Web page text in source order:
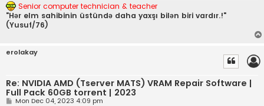
Senior computer technician & teacher
"Hər elm sahibinin üstündə daha yaxşı bilən biri vardır.!"
(Yusuf/76)
erolakay
Re: NVIDIA AMD (Tserver MATS) VRAM Repair Software |
Full Pack 60GB torrent | 2023
PMon Dec 04, 2023 4:09 pm